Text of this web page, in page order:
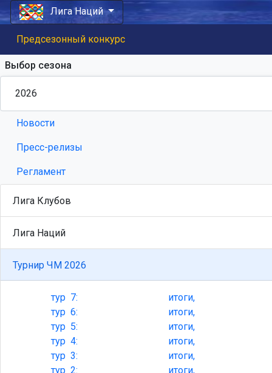
Лига Наций
Предсезонный конкурс
Выбор сезона
Новости
Пресс-релизы
Регламент
Лига Клубов
Лига Наций
Турнир ЧМ 2026
тур7:
итоги,
тур6:
итоги,
тур5:
итоги,
тур4:
итоги,
тур3:
итоги,
тур2:
итоги,